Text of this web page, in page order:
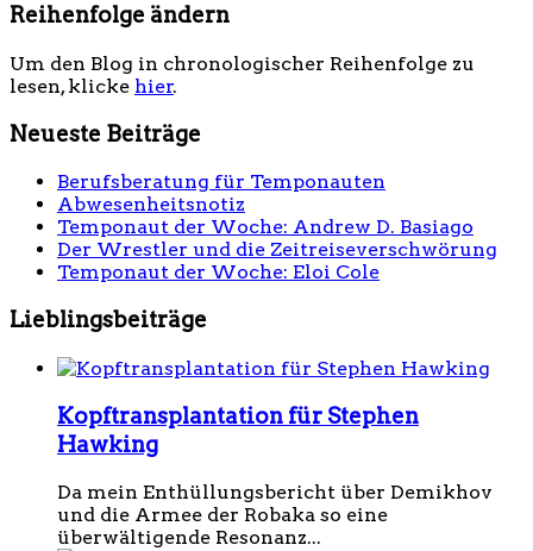
Reihenfolge ändern
Um den Blog in chronologischer Reihenfolge zu
lesen, klicke hier.
Neueste Beiträge
Berufsberatung für Temponauten
Abwesenheitsnotiz
Temponaut der Woche: Andrew D. Basiago
Der Wrestler und die Zeitreiseverschwörung
Temponaut der Woche: Eloi Cole
Lieblingsbeiträge
Kopftransplantation für Stephen
Hawking
Da mein Enthüllungsbericht über Demikhov
und die Armee der Robaka so eine
überwältigende Resonanz...